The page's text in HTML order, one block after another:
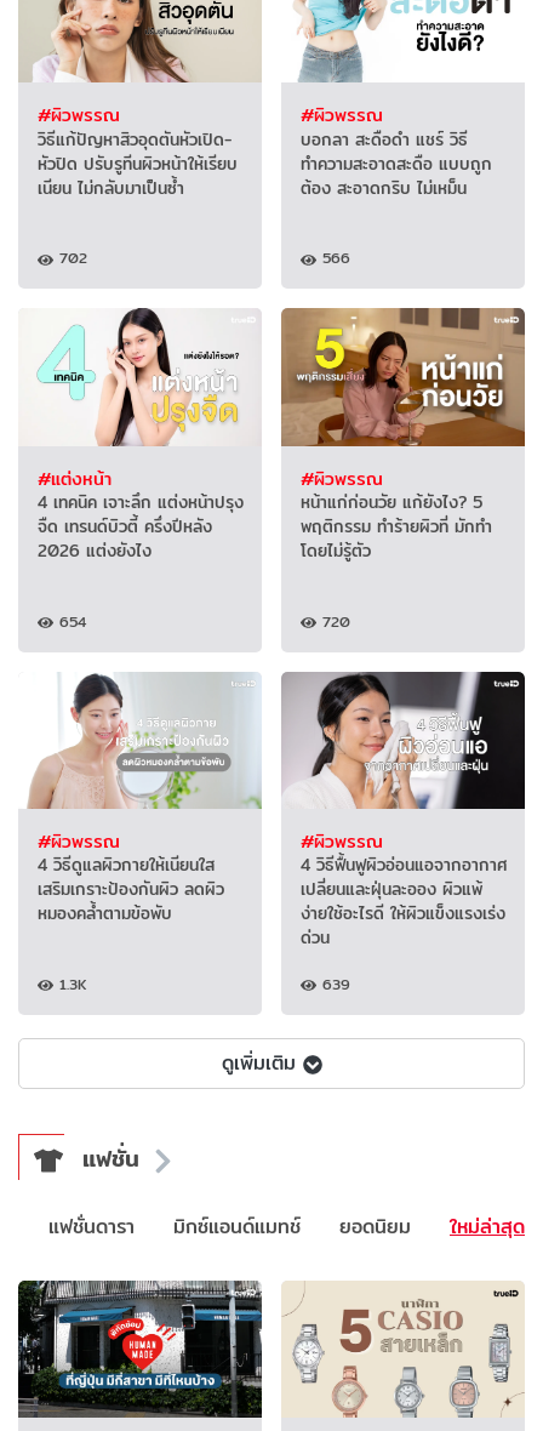
#ผิวพรรณ
วิธีแก้ปัญหาสิวอุดตันหัวเปิด-
หัวปิด ปรับรูทีนผิวหน้าให้เรียบ
เนียน ไม่กลับมาเป็นซ้ำ
702
#ผิวพรรณ
บอกลา สะดือดำ แชร์ วิธี
ทำความสะอาดสะดือ แบบถูก
ต้อง สะอาดกริบ ไม่เหม็น
566
#แต่งหน้า
4 เทคนิค เจาะลึก แต่งหน้าปรุง
จืด เทรนด์บิวตี้ ครึ่งปีหลัง
2026 แต่งยังไง
654
#ผิวพรรณ
หน้าแก่ก่อนวัย แก้ยังไง? 5
พฤติกรรม ทำร้ายผิวที่ มักทำ
โดยไม่รู้ตัว
720
#ผิวพรรณ
4 วิธีดูแลผิวกายให้เนียนใส
เสริมเกราะป้องกันผิว ลดผิว
หมองคล้ำตามข้อพับ
1.3K
#ผิวพรรณ
4 วิธีฟื้นฟูผิวอ่อนแอจากอากาศ
เปลี่ยนและฝุ่นละออง ผิวแพ้
ง่ายใช้อะไรดี ให้ผิวแข็งแรงเร่ง
ด่วน
639
ดูเพิ่มเติม
แฟชั่น
ใหม่ล่าสุด
ยอดนิยม
มิกซ์แอนด์แมทช์
แฟชั่นดารา